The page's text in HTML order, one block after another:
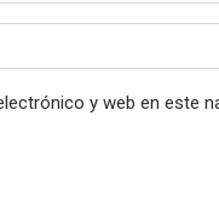
y web en este